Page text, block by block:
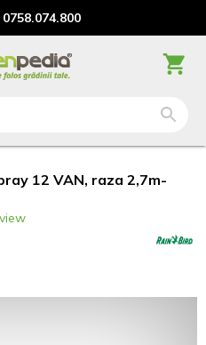
0758.074.800
12 VAN, raza 2,7m-